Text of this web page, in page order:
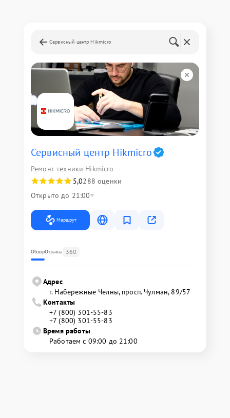
Сервисный центр Hikmicro
Сервисный центр Hikmicro
Ремонт техники Hikmicro
5,0288 оценки
Открыто до 21:00
Маршрут
ОбзорОтзывы 360
Адрес
г. Набережные Челны, просп. Чулман, 89/57
Контакты
+7 (800) 301-55-83
+7 (800) 301-55-83
Время работы
Работаем с 09:00 до 21:00